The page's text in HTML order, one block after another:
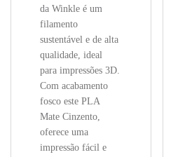
da Winkle é um
filamento
sustentável e de alta
qualidade, ideal
para impressões 3D.
Com acabamento
fosco este PLA
Mate Cinzento,
oferece uma
impressão fácil e